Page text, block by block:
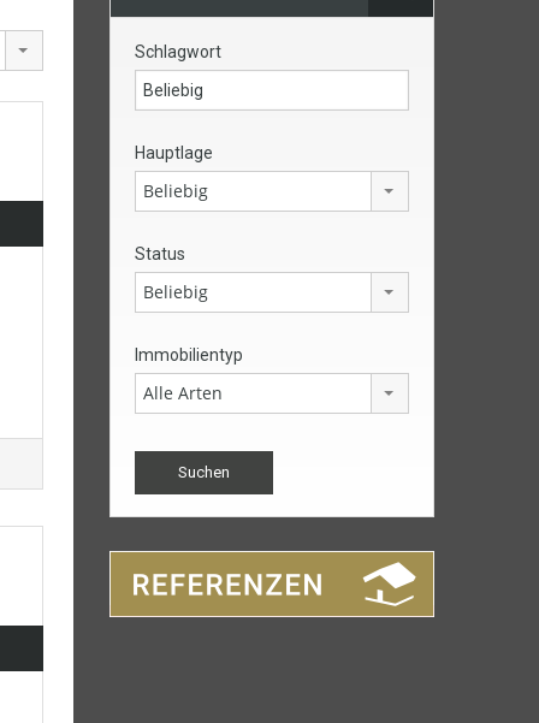
Schlagwort
Hauptlage
Beliebig
Status
Beliebig
Immobilientyp
Alle Arten